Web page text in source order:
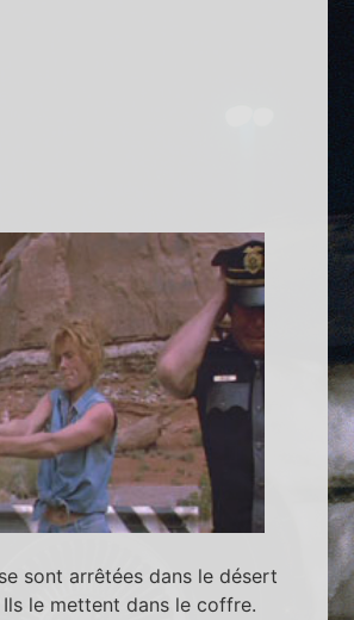
sont arrêtées dans le désert
le mettent dans le coffre.